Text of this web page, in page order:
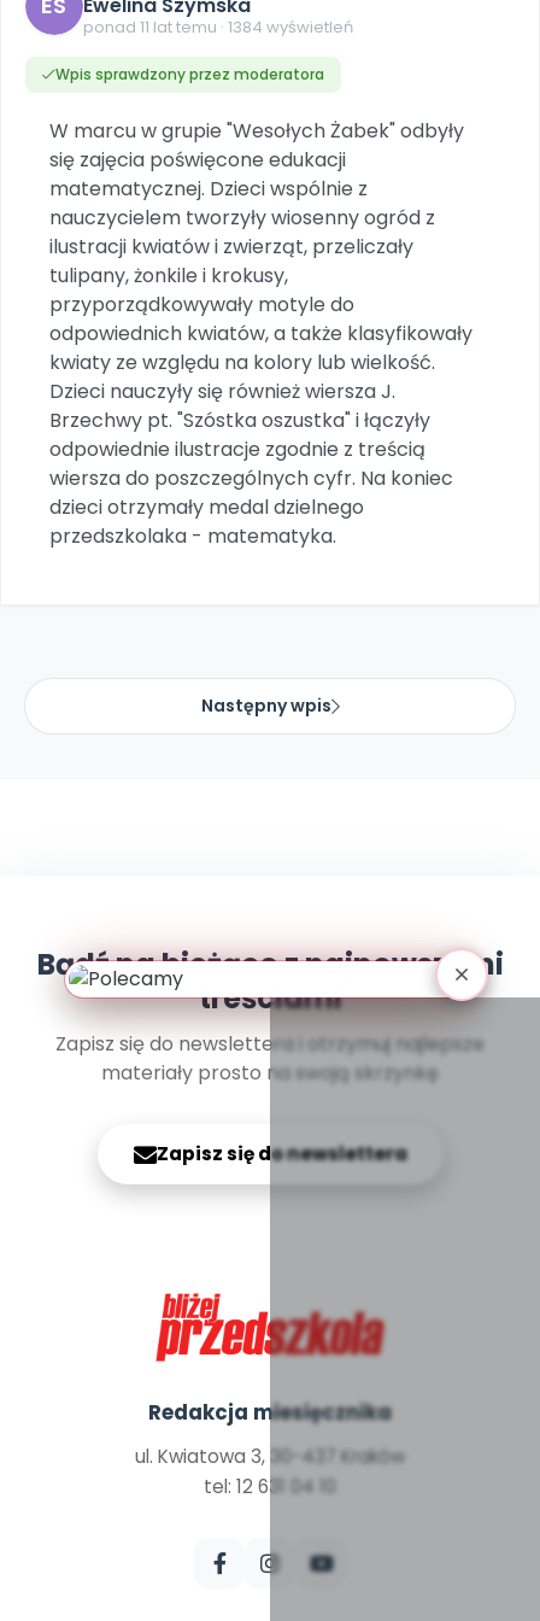
Scenariusze i artykuły
Pomoce dydaktyczne
Plany tygodniowe
Praca wychowawcza
Bliżejprzedszkolne zestawy
Zestawy do pobrania
POLECAMY
Wybierz prezent
Przy zamówieniu prenumeraty
Zaplanuj rok przedszkolny
Materiały na nowy rok
Archiwalne numery
Miesięczniki
Ebooki
Materiały w formie cyfrowej
Wszystko dla przedszkoli
Zamówienia hurtowe
NA SKRÓTY
Letnia wyprzedaż
Promocje w sklepie
Nowości
Zapowiedzi
Polecamy
Konferencje
Spotkania na dużą skalę
Kompleksowe programy szkoleniowe
POLECAMY
Akademia Muzyki i Ruchu
Szkolenia muzyczne
INNE
Ebooki
Nasze interaktywne ebooki
Strona WWW dla przedszkola
Gotowa w mniej niż 10 min • 14 dni bez opłat
Pakiet bliżej MAX
Poznajemy regiony
Sensosmyki
Patronat BLIŻEJ PRZEDSZKOLA
Literkowo
Nauka liter i głosek
Sprintem do maratonu
Ruch i motywacja
Bliżej Pieska
Pomoc zwierzętom
Książka (dla) Przedszkolaka
Promowanie czytelnictwa
SOCIAL MEDIA
Facebook
Aktualności
Instagram
Zobacz nas na Instagramie
TikTok
Zobacz nas na TikToku
YouTube
Filmy edukacyjne
ponad 11 lat temu · 1384 wyświetleń
Wpis sprawdzony przez moderatora
W marcu w grupie "Wesołych Żabek" odbyły
się zajęcia poświęcone edukacji
matematycznej. Dzieci wspólnie z
nauczycielem tworzyły wiosenny ogród z
ilustracji kwiatów i zwierząt, przeliczały
tulipany, żonkile i krokusy,
przyporządkowywały motyle do
odpowiednich kwiatów, a także klasyfikowały
kwiaty ze względu na kolory lub wielkość.
Dzieci nauczyły się również wiersza J.
Brzechwy pt. "Szóstka oszustka" i łączyły
odpowiednie ilustracje zgodnie z treścią
wiersza do poszczególnych cyfr. Na koniec
dzieci otrzymały medal dzielnego
przedszkolaka - matematyka.
Następny wpis
Bądź na bieżąco z najnowszymi
treściami
Zapisz się do newslettera i otrzymuj najlepsze
materiały prosto na swoją skrzynkę
Zapisz się do newslettera
Redakcja miesięcznika
ul. Kwiatowa 3, 30-437 Kraków
tel: 12 631 04 10